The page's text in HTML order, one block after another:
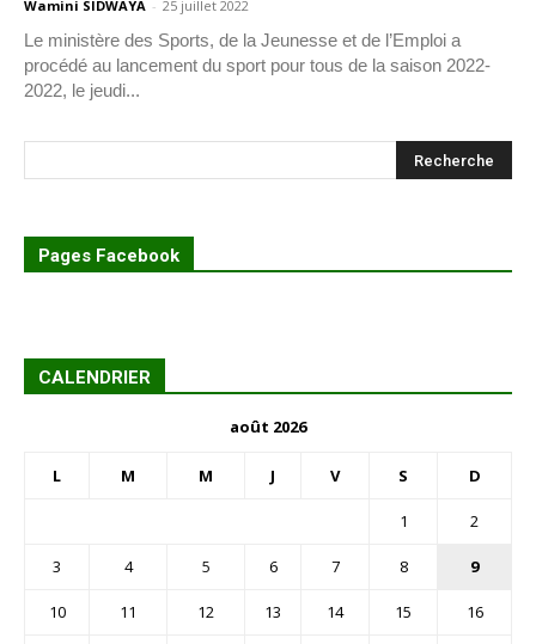
Wamini SIDWAYA - 25 juillet 2022
Le ministère des Sports, de la Jeunesse et de l’Emploi a
procédé au lancement du sport pour tous de la saison 2022-
2022, le jeudi...
Pages Facebook
CALENDRIER
août 2026
L M M J V S D
1 2
3 4 5 6 7 8 9
10 11 12 13 14 15 16